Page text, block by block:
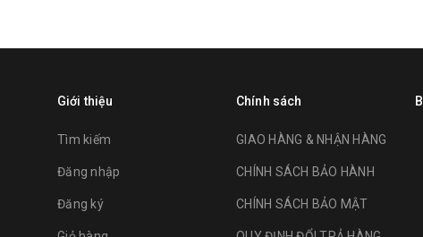
Giới thiệu
Tìm kiếm
Đăng nhập
Đăng ký
Chính sách
GIAO HÀNG & NHẬN HÀNG
CHÍNH SÁCH BẢO HÀNH
CHÍNH SÁCH BẢO MẬT